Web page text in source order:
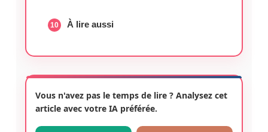
À lire aussi
Vous n'avez pas le temps de lire ? Analysez cet
article avec votre IA préférée.